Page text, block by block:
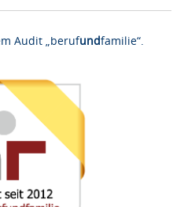
Audit „berufundfamilie“.